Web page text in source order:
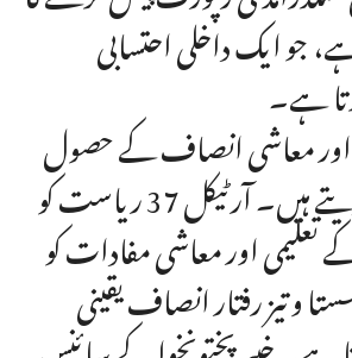
جو ایک داخلی احتسابی
ہے۔
معاشی انصاف کے حصول
پر خصوصی زور دیتے ہیں۔ آرٹیکل 37 ریاست کو
تعلیمی اور معاشی مفادات کو
و تیز رفتار انصاف یقینی